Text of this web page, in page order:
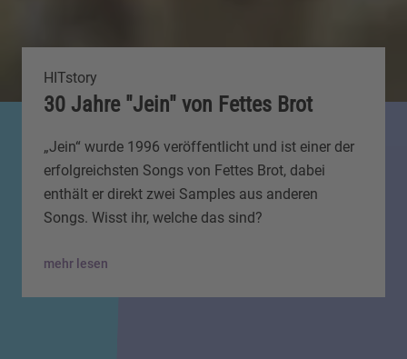
HITstory
30 Jahre "Jein" von Fettes Brot
„Jein“ wurde 1996 veröffentlicht und ist einer der
erfolgreichsten Songs von Fettes Brot, dabei
enthält er direkt zwei Samples aus anderen
Songs. Wisst ihr, welche das sind?
mehr lesen